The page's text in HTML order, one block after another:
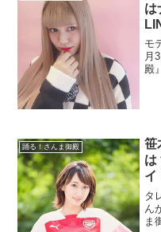
は
モ
月
殿
踊る！さんま御殿
笹
は
イ
タ
ん
ま